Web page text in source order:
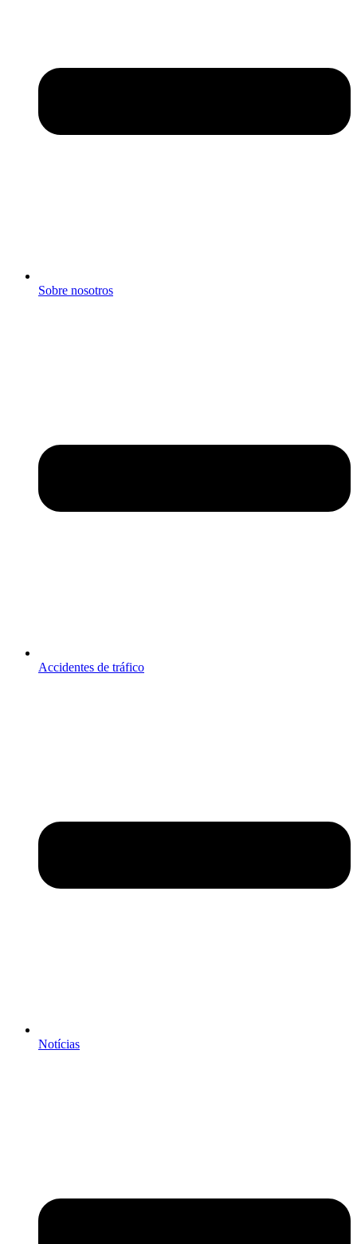
Sobre nosotros
Accidentes de tráfico
Notícias